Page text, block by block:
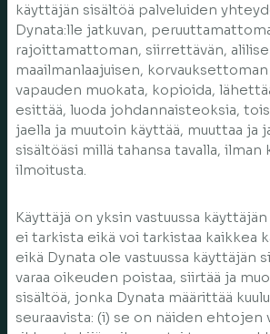
käyttäjän sisältöä palveluiden
Dynata:lle jatkuvan,
rajoittamattoman, siirrettävän,
maailmanlaajuisen,
vapauden muokata, kopioida,
esittää, luoda johdannaisteoksia,
jaella ja muutoin käyttää, muuttaa ja
sisältöäsi millä tahansa tavalla, ilman
ilmoitusta.
Käyttäjä on yksin vastuussa
ei tarkista eikä voi tarkistaa kaikkea
eikä Dynata ole vastuussa käyttäjän
varaa oikeuden poistaa, siirtää ja
sisältöä, jonka Dynata määrittää
seuraavista: (i) se on näiden ehtojen